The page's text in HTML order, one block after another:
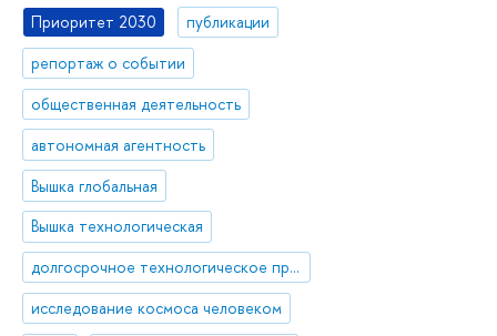
Приоритет 2030
публикации
репортаж о событии
общественная деятельность
автономная агентность
Вышка глобальная
Вышка технологическая
долгосрочное технологическое прогнозирование, форсайт
исследование космоса человеком